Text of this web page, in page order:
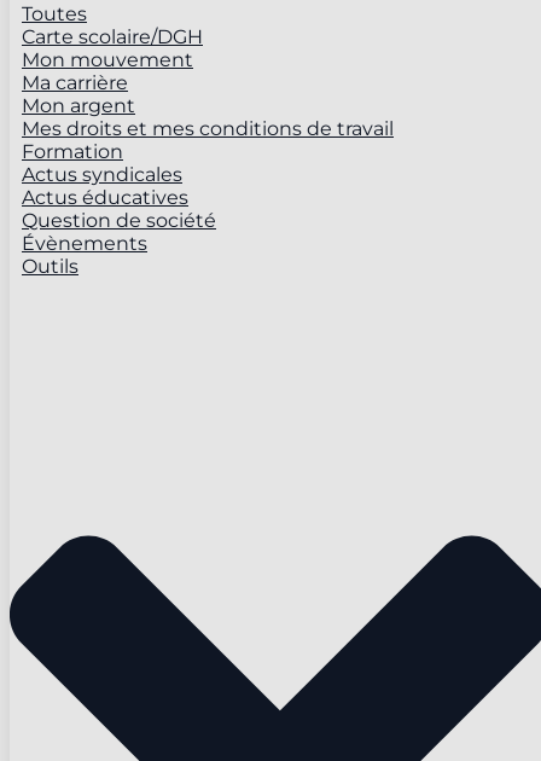
Toutes
Carte scolaire/DGH
Mon mouvement
Ma carrière
Mon argent
Mes droits et mes conditions de travail
Formation
Actus syndicales
Actus éducatives
Question de société
Évènements
Outils